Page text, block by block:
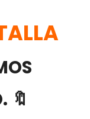
🔖